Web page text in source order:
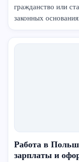
гражданство или
законных
Работа в
зарплаты и